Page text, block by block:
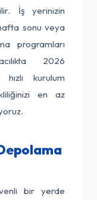
İş yerinizin
sonu veya
programları
2026
kurulum
en az
bir yerde